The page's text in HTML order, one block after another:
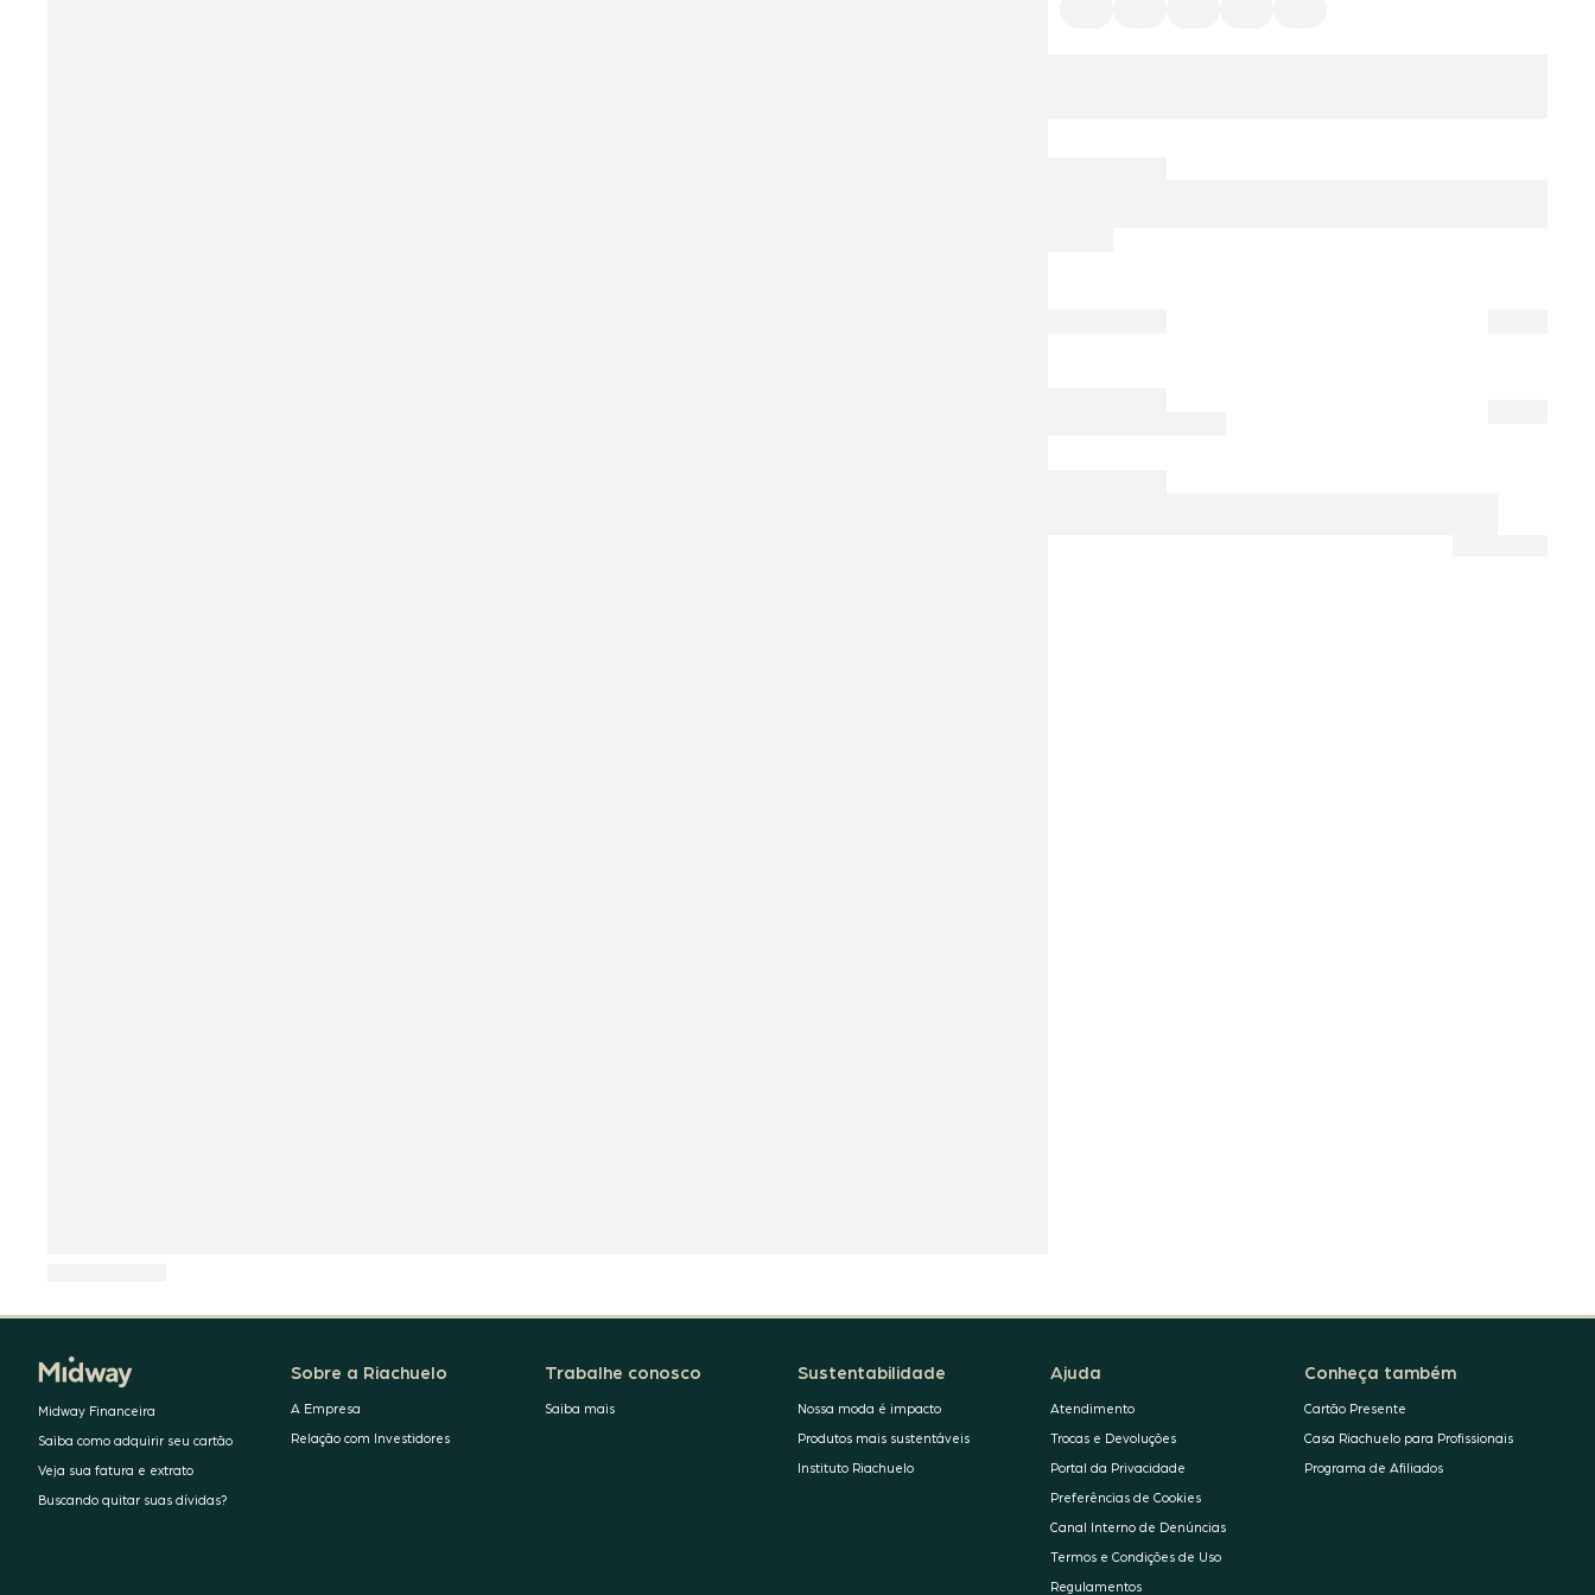
Midway Financeira
Saiba como adquirir seu cartão
Veja sua fatura e extrato
Buscando quitar suas dívidas?
Sobre a Riachuelo
A Empresa
Relação com Investidores
Trabalhe conosco
Saiba mais
Sustentabilidade
Nossa moda é impacto
Produtos mais sustentáveis
Instituto Riachuelo
Ajuda
Atendimento
Trocas e Devoluções
Portal da Privacidade
Preferências de Cookies
Canal Interno de Denúncias
Termos e Condições de Uso
Regulamentos
Conheça também
Cartão Presente
Casa Riachuelo para Profissionais
Programa de Afiliados